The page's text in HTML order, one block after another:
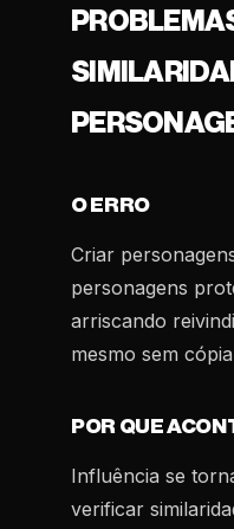
O ERRO
Criar
personagens
arriscando
mesmo sem
POR QUE
Influência se
verificar